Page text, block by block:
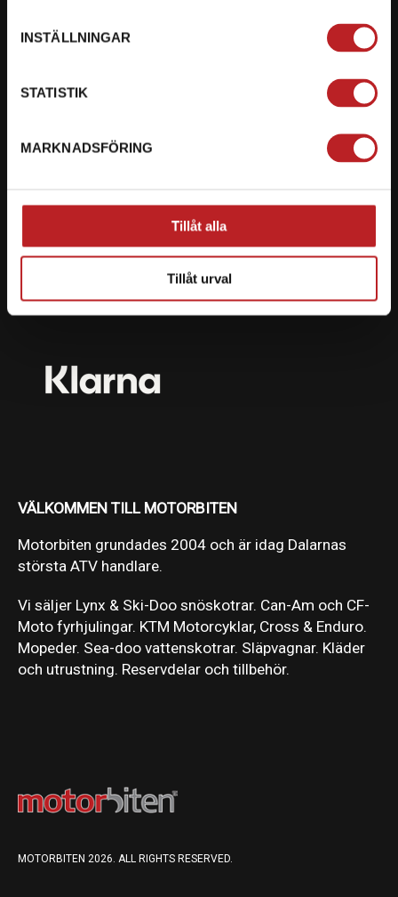
INSTÄLLNINGAR
STATISTIK
MARKNADSFÖRING
Tillåt alla
Tillåt urval
Org. nummer: 5566689278
Ryckepungsvägen 3, 79177 Falun
Vi erbjuder flera olika betalsätt. Dina köp är alltid
skyddade med krypteringsteknik.
VÄLKOMMEN TILL MOTORBITEN
Motorbiten grundades 2004 och är idag Dalarnas
största ATV handlare.
Vi säljer Lynx & Ski-Doo snöskotrar. Can-Am och CF-
Moto fyrhjulingar. KTM Motorcyklar, Cross & Enduro.
Mopeder. Sea-doo vattenskotrar. Släpvagnar. Kläder
och utrustning. Reservdelar och tillbehör.
MOTORBITEN 2026. ALL RIGHTS RESERVED.